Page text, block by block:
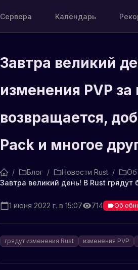
Сервера Календарь
Завтра великий
изменения PVP
возвращается,
Pack и многое
/ Блог / Новости Rust / Об
1 июня 2022 г. в 15:07 714 Об
грядут изменения Rust изменения PVP